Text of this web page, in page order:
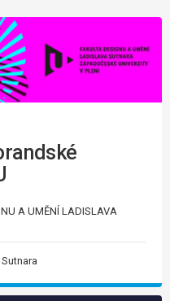
A UMĚNÍ LADISLAVA